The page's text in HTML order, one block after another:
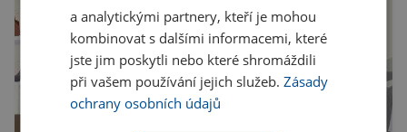
a analytickými partnery, kteří je mohou
kombinovat s dalšími informacemi, které
jste jim poskytli nebo které shromáždili
při vašem používání jejich služeb.Zásady
ochrany osobních údajů